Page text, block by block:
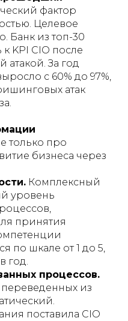
фактор
Целевое
Банк из топ-30
к KPI CIO после
За год
с 60% до 97%,
атак
только про
бизнеса через
Комплексный
уровень
принятия
по шкале от 1 до 5,
год.
процессов.
из
поставила CIO